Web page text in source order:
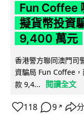
Fun Coffee
擬貨幣投資
9,400 萬元
香港警方聯同澳門司
資騙局 Fun Coffee
款 9,4...
閱讀全文
118 9 ↗